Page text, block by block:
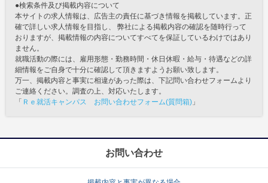
●検索条件及び掲載内容について
本サイトの求人情報は、広告主の責任に基づき情報を掲載しています。正
確で詳しい求人情報を目指し、 弊社による掲載内容の確認を随時行って
おりますが、掲載情報の内容についてすべてを保証しているわけではあり
ません。
就職活動の際には、雇用形態・勤務時間・休日休暇・給与・待遇などの詳
細情報をご自身で十分に確認して頂きますようお願い致します。
万一、掲載内容と事実に相違があった際は、下記問い合わせフォームより
ご連絡ください。調査の上、対応いたします。
「 Ｒｅ就活キャンパス お問い合わせフォーム(質問箱) 」
お問い合わせ